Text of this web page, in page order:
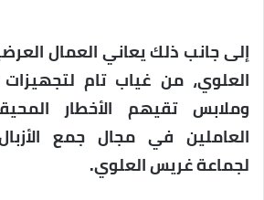
إلى جانب ذلك يعاني العمال
العلوي، من غياب تام
وملابس تقيهم الأخطار
العاملين في مجال جمع
لجماعة غريس العلوي.